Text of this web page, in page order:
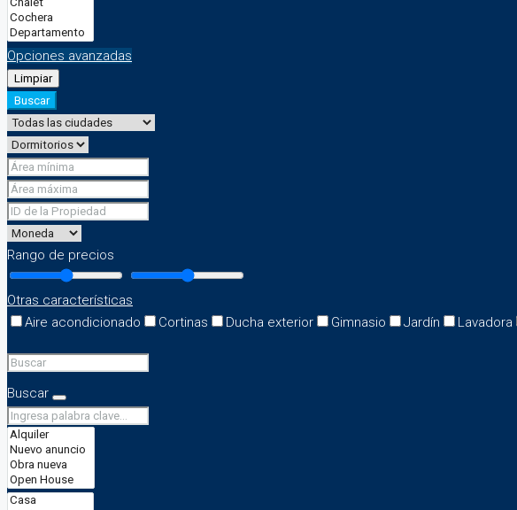
Opciones avanzadas
Limpiar
Buscar
Rango de precios
Otras características
Aire acondicionado
Cortinas Ducha exterior Gimnasio Jardín Lavadora
Buscar